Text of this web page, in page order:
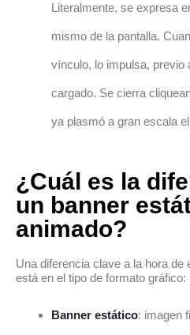
Literalmente, se expresa
mismo de la pantalla.
vínculo, lo impulsa, previo
cargado. Se cierra
ya plasmó a gran escala
¿Cuál es la
un banner
animado?
Una diferencia clave a la hora de
está en el tipo de formato gráfico:
Banner estático: imagen